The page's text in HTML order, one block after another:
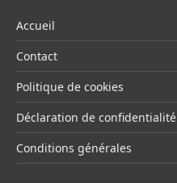
Accueil
Contact
Politique de cookies
Déclaration de confidentialité
Conditions générales